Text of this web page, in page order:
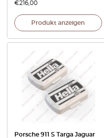
€216,00
Produkt anzeigen
Porsche 911 S Targa Jaguar